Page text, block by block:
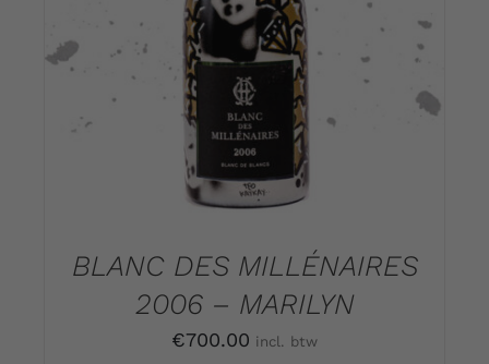
BLANC DES MILLÉNAIRES
2006 – MARILYN
€700.00 incl. btw